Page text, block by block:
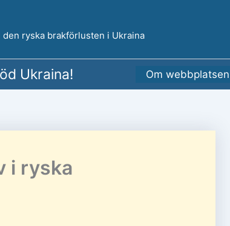
ryska brakförlusten i Ukraina
Ukraina! Om webbplatsen
i ryska